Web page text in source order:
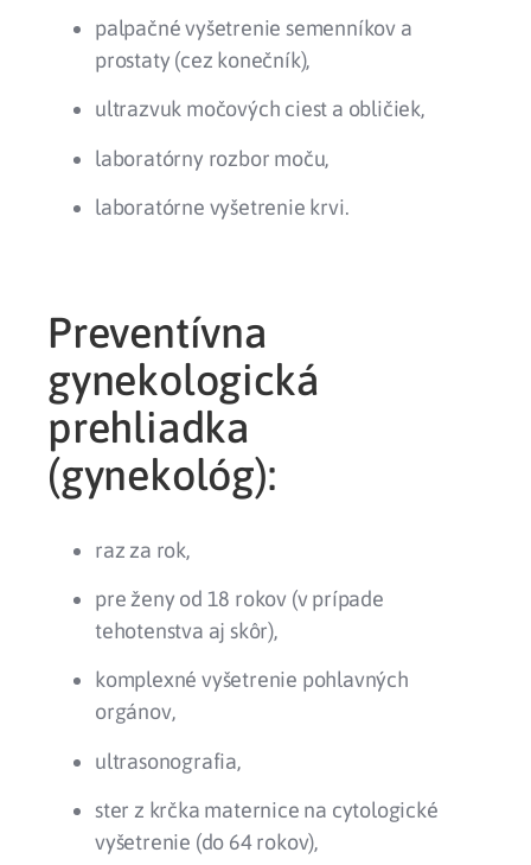
palpačné vyšetrenie semenníkov a
prostaty (cez konečník),
ultrazvuk močových ciest a obličiek,
laboratórny rozbor moču,
laboratórne vyšetrenie krvi.
Preventívna
gynekologická
prehliadka
(gynekológ):
raz za rok,
pre ženy od 18 rokov (v prípade
tehotenstva aj skôr),
komplexné vyšetrenie pohlavných
orgánov,
ultrasonografia,
ster z krčka maternice na cytologické
vyšetrenie (do 64 rokov),